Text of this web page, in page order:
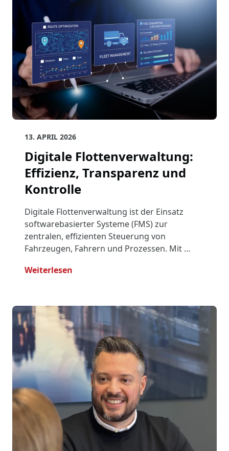
13. APRIL 2026
Digitale Flottenverwaltung:
Effizienz, Transparenz und
Kontrolle
Digitale Flottenverwaltung ist der Einsatz
softwarebasierter Systeme (FMS) zur
zentralen, effizienten Steuerung von
Fahrzeugen, Fahrern und Prozessen. Mit …
Weiterlesen